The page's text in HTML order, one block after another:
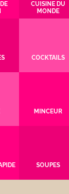
CUISINE DU
MONDE
COCKTAILS
MINCEUR
SOUPES